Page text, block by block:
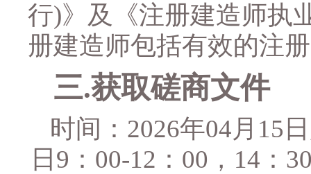
行)》及《注册建造师执
册建造师包括有效的注
三.获取磋商文件
时间： 2026年04月 15
日 9：00-12：00，14：